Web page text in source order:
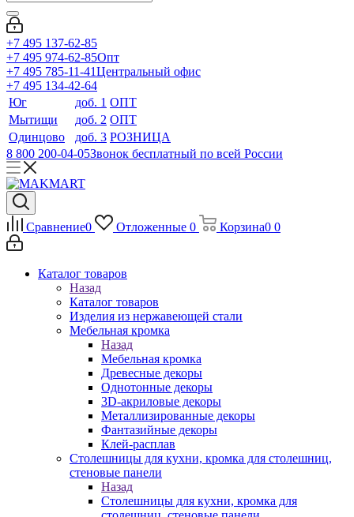
+7 495 137-62-85
+7 495 974-62-85Опт
+7 495 785-11-41Центральный офис
+7 495 134-42-64
Юг
доб. 1 ОПТ
Мытищи
доб. 2 ОПТ
Одинцово
доб. 3 РОЗНИЦА
8 800 200-04-05Звонок бесплатный по всей России
Сравнение0 Отложенные 0 Корзина0 0
Каталог товаров
Назад
Каталог товаров
Изделия из нержавеющей стали
Мебельная кромка
Назад
Мебельная кромка
Древесные декоры
Однотонные декоры
3D-акриловые декоры
Металлизированные декоры
Фантазийные декоры
Клей-расплав
Столешницы для кухни, кромка для столешниц,
стеновые панели
Назад
Столешницы для кухни, кромка для